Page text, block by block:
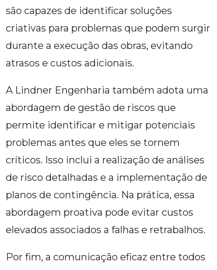
são capazes de identificar soluções
criativas para problemas que podem surgir
durante a execução das obras, evitando
atrasos e custos adicionais.
A Lindner Engenharia também adota uma
abordagem de gestão de riscos que
permite identificar e mitigar potenciais
problemas antes que eles se tornem
críticos. Isso inclui a realização de análises
de risco detalhadas e a implementação de
planos de contingência. Na prática, essa
abordagem proativa pode evitar custos
elevados associados a falhas e retrabalhos.
Por fim, a comunicação eficaz entre todos